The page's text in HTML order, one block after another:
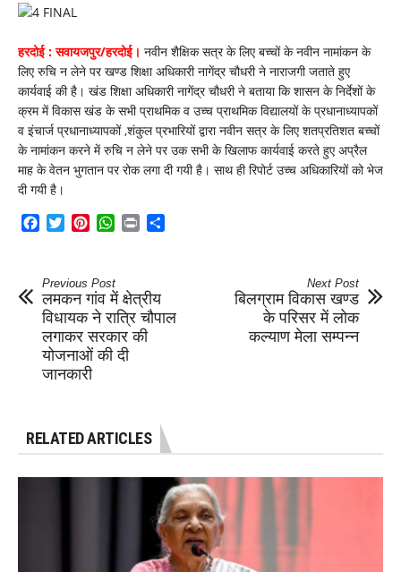
हरदोई : सवायजपुर/हरदोई। नवीन शैक्षिक सत्र के लिए बच्चों के नवीन नामांकन के
लिए रुचि न लेने पर खण्ड शिक्षा अधिकारी नागेंद्र चौधरी ने नाराजगी जताते हुए
कार्यवाई की है। खंड शिक्षा अधिकारी नागेंद्र चौधरी ने बताया कि शासन के निर्देशों के
क्रम में विकास खंड के सभी प्राथमिक व उच्च प्राथमिक विद्यालयों के प्रधानाध्यापकों
व इंचार्ज प्रधानाध्यापकों ,शंकुल प्रभारियों द्वारा नवीन सत्र के लिए शतप्रतिशत बच्चों
के नामांकन करने में रुचि न लेने पर उक सभी के खिलाफ कार्यवाई करते हुए अप्रैल
माह के वेतन भुगतान पर रोक लगा दी गयी है। साथ ही रिपोर्ट उच्च अधिकारियों को भेज
दी गयी है।
Facebook
TwitterPinterestWhatsApp
Print
Previous Post
लमकन गांव में क्षेत्रीय
विधायक ने रात्रि चौपाल
लगाकर सरकार की
योजनाओं की दी
जानकारी
Next Post
बिलग्राम विकास खण्ड
के परिसर में लोक
कल्याण मेला सम्पन्न
RELATED ARTICLES